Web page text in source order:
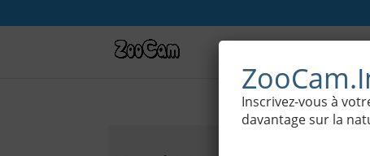
Inscrivez-vous à
davantage sur la